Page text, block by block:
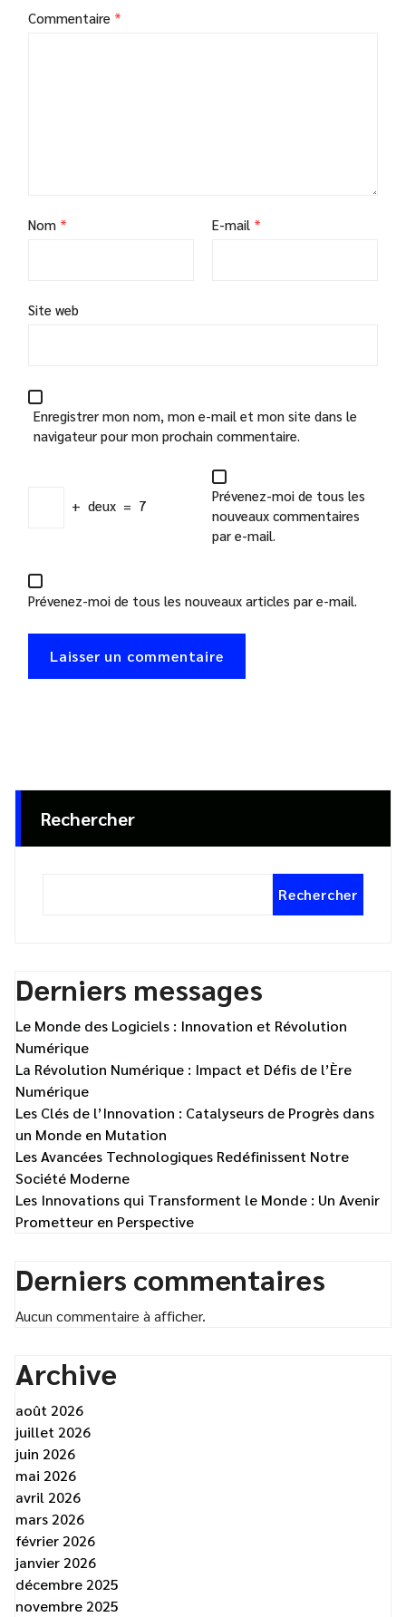
Commentaire *
Nom * E-mail *
Site web
Enregistrer mon nom, mon e-mail et mon site dans le
navigateur pour mon prochain commentaire.
+ deux = 7
Prévenez-moi de tous les
nouveaux commentaires
par e-mail.
Prévenez-moi de tous les nouveaux articles par e-mail.
Rechercher
Rechercher
Derniers messages
Le Monde des Logiciels : Innovation et Révolution
Numérique
La Révolution Numérique : Impact et Défis de l’Ère
Numérique
Les Clés de l’Innovation : Catalyseurs de Progrès dans
un Monde en Mutation
Les Avancées Technologiques Redéfinissent Notre
Société Moderne
Les Innovations qui Transforment le Monde : Un Avenir
Prometteur en Perspective
Derniers commentaires
Aucun commentaire à afficher.
Archive
août 2026
juillet 2026
juin 2026
mai 2026
avril 2026
mars 2026
février 2026
janvier 2026
décembre 2025
novembre 2025